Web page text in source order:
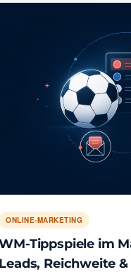
ONLINE-MARKETING
Tippspiele im
Reichweite